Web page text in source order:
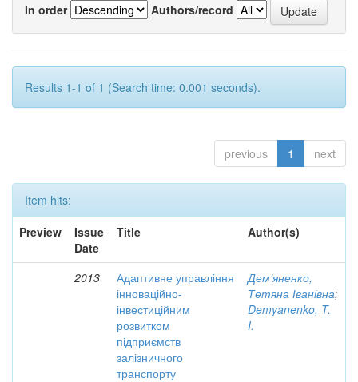
In order
Authors/record
Results 1-1 of 1 (Search time: 0.001 seconds).
previous 1 next
Item hits:
Preview
Issue
Date
Title Author(s)
2013
Адаптивне управління
інноваційно-
інвестиційним
розвитком
підприємств
залізничного
транспорту
Дем’яненко,
Тетяна Іванівна;
Demyanenko, T.
I.